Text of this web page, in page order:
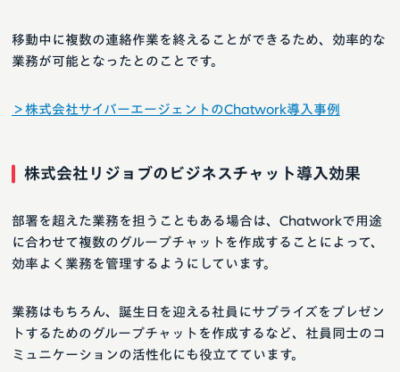
移動中に複数の連絡作業を終えることができるため、効率的な
業務が可能となったとのことです。
＞株式会社サイバーエージェントのChatwork導入事例
株式会社リジョブのビジネスチャット導入効果
部署を超えた業務を担うこともある場合は、Chatworkで用途
に合わせて複数のグループチャットを作成することによって、
効率よく業務を管理するようにしています。
業務はもちろん、誕生日を迎える社員にサプライズをプレゼン
トするためのグループチャットを作成するなど、社員同士のコ
ミュニケーションの活性化にも役立てています。